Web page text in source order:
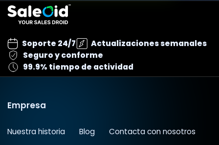
Soporte 24/7
Actualizaciones semanales
Seguro y conforme
99.9% tiempo de actividad
Empresa
Nuestra historia Blog Contacta con nosotros